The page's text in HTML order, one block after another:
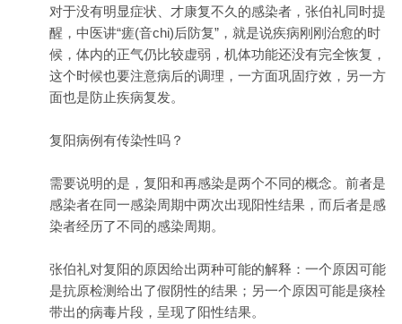
对于没有明显症状、才康复不久的感染者，张伯礼同时提
醒，中医讲“瘥(音chi)后防复”，就是说疾病刚刚治愈的时
候，体内的正气仍比较虚弱，机体功能还没有完全恢复，
这个时候也要注意病后的调理，一方面巩固疗效，另一方
面也是防止疾病复发。
复阳病例有传染性吗？
需要说明的是，复阳和再感染是两个不同的概念。前者是
感染者在同一感染周期中两次出现阳性结果，而后者是感
染者经历了不同的感染周期。
张伯礼对复阳的原因给出两种可能的解释：一个原因可能
是抗原检测给出了假阴性的结果；另一个原因可能是痰栓
带出的病毒片段，呈现了阳性结果。